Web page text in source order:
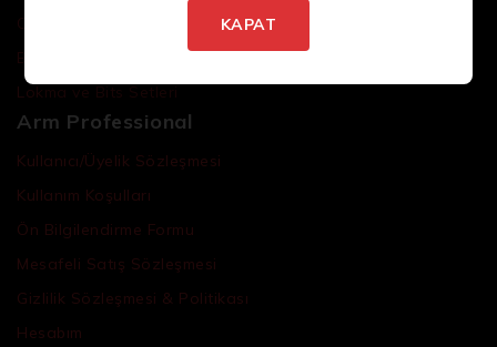
Cırcır Kolları
Batarya ve Adaptörler
Lokma ve Bits Setleri
Arm Professional
Kullanıcı/Üyelik Sözleşmesi
Kullanım Koşulları
Ön Bilgilendirme Formu
Mesafeli Satış Sözleşmesi
Gizlilik Sözleşmesi & Politikası
Hesabım
KAPAT